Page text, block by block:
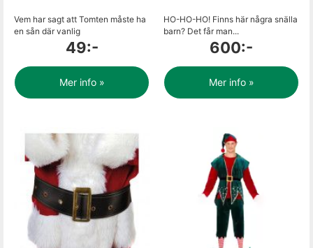
Vem har sagt att Tomten måste ha
en sån där vanlig
49:-
Mer info »
HO-HO-HO! Finns här några snälla
barn? Det får man...
600:-
Mer info »